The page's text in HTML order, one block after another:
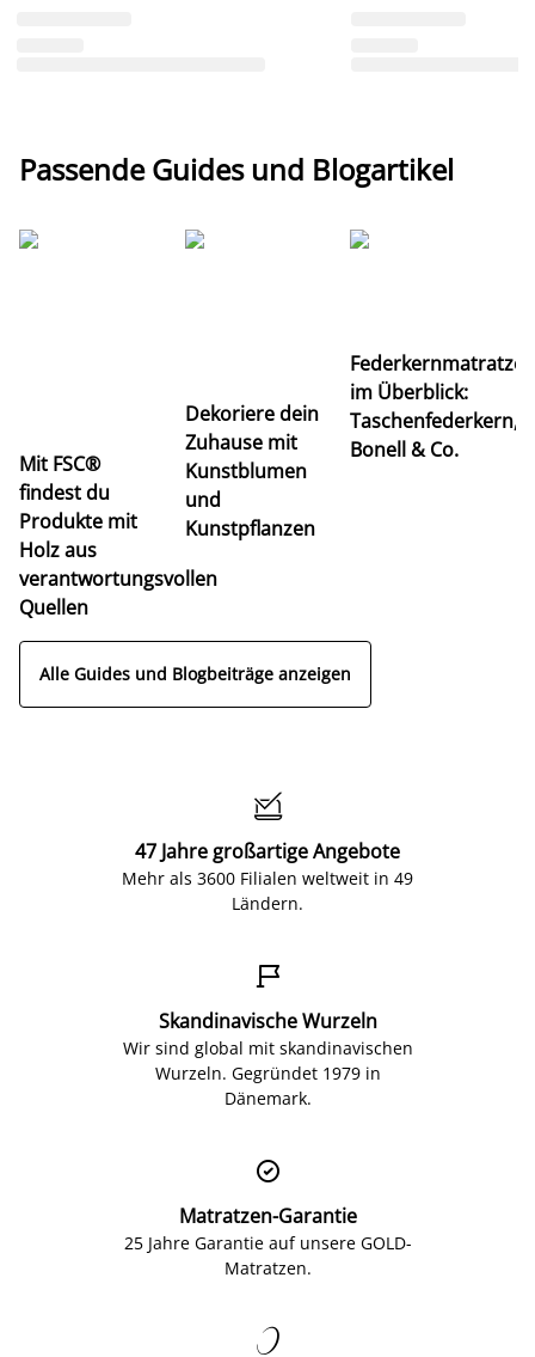
Passende Guides und Blogartikel
Mit FSC®
findest du
Produkte mit
Holz aus
verantwortungsvollen
Quellen
Dekoriere dein
Zuhause mit
Kunstblumen
und
Kunstpflanzen
im Überblick:
Taschenfederkern,
Bonell & Co.
Alle Guides und Blogbeiträge anzeigen

47 Jahre großartige Angebote
Mehr als 3600 Filialen weltweit in 49
Ländern.

Skandinavische Wurzeln
Wir sind global mit skandinavischen
Wurzeln. Gegründet 1979 in
Dänemark.

Matratzen-Garantie
25 Jahre Garantie auf unsere GOLD-
Matratzen.
